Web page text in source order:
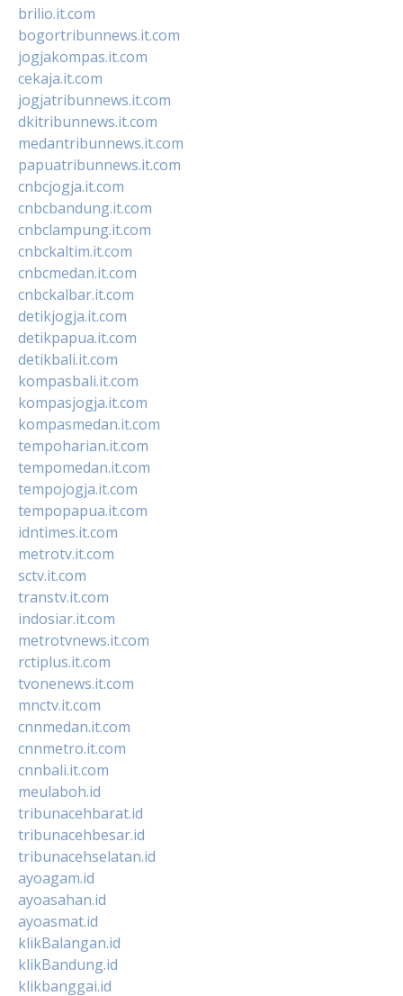
brilio.it.com
bogortribunnews.it.com
jogjakompas.it.com
cekaja.it.com
jogjatribunnews.it.com
dkitribunnews.it.com
medantribunnews.it.com
papuatribunnews.it.com
cnbcjogja.it.com
cnbcbandung.it.com
cnbclampung.it.com
cnbckaltim.it.com
cnbcmedan.it.com
cnbckalbar.it.com
detikjogja.it.com
detikpapua.it.com
detikbali.it.com
kompasbali.it.com
kompasjogja.it.com
kompasmedan.it.com
tempoharian.it.com
tempomedan.it.com
tempojogja.it.com
tempopapua.it.com
idntimes.it.com
metrotv.it.com
sctv.it.com
transtv.it.com
indosiar.it.com
metrotvnews.it.com
rctiplus.it.com
tvonenews.it.com
mnctv.it.com
cnnmedan.it.com
cnnmetro.it.com
cnnbali.it.com
meulaboh.id
tribunacehbarat.id
tribunacehbesar.id
tribunacehselatan.id
ayoagam.id
ayoasahan.id
ayoasmat.id
klikBalangan.id
klikBandung.id
klikbanggai.id